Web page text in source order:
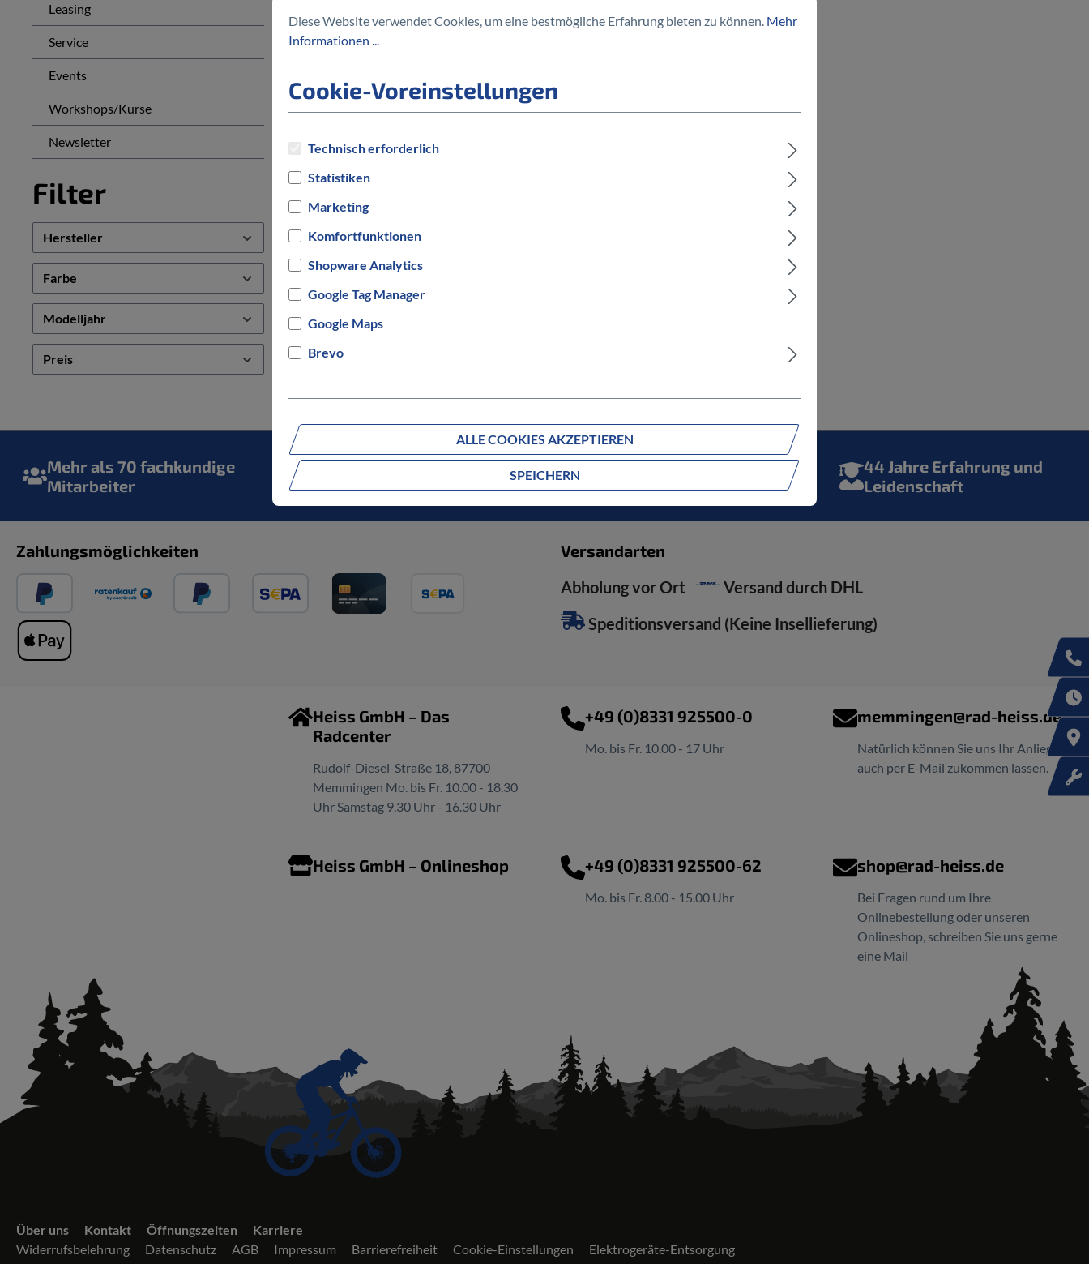
Leasing
Service
Events
Workshops/Kurse
Newsletter
Filter
Hersteller
Farbe
Modelljahr
Preis
359,10 €* 399,00 €* (10% gespart)
Mehr als 70 fachkundige
Mitarbeiter
3000m² Ausstellung im
Geschäftshaus
Über 1000 Fahrräder im
Showroom
44 Jahre Erfahrung und
Leidenschaft
Zahlungsmöglichkeiten
Versandarten
Abholung vor Ort
Versand durch DHL
Speditionsversand (Keine Insellieferung)
Heiss GmbH – Das
Radcenter
Rudolf-Diesel-Straße 18, 87700
Memmingen Mo. bis Fr. 10.00 - 18.30
Uhr Samstag 9.30 Uhr - 16.30 Uhr
+49 (0)8331 925500-0
Mo. bis Fr. 10.00 - 17 Uhr
memmingen@rad-heiss.de
Natürlich können Sie uns Ihr Anliegen
auch per E-Mail zukommen lassen.
Heiss GmbH – Onlineshop +49 (0)8331 925500-62
Mo. bis Fr. 8.00 - 15.00 Uhr
shop@rad-heiss.de
Bei Fragen rund um Ihre
Onlinebestellung oder unseren
Onlineshop, schreiben Sie uns gerne
eine Mail
Über uns Kontakt Öffnungszeiten
Karriere
Widerrufsbelehrung
Datenschutz AGB Impressum Barrierefreiheit Cookie-Einstellungen Elektrogeräte-Entsorgung
Diese Website verwendet Cookies, um eine bestmögliche Erfahrung bieten zu können. Mehr
Informationen ...
Cookie-Voreinstellungen
Technisch erforderlich
Statistiken
Marketing
Komfortfunktionen
Shopware Analytics
Google Tag Manager
Google Maps
Brevo
ALLE COOKIES AKZEPTIEREN
SPEICHERN